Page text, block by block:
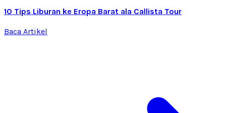
10 Tips Liburan ke Eropa Barat ala Callista Tour
Baca Artikel